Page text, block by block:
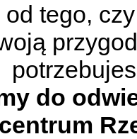
tego,
do
centrum